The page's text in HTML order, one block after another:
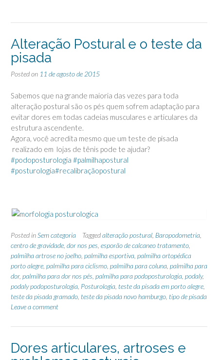
Alteração Postural e o teste da
pisada
Posted on 11 de agosto de 2015
Sabemos que na grande maioria das vezes para toda
alteração postural são os pés quem sofrem adaptação para
evitar dores em todas cadeias musculares e articulares da
estrutura ascendente.
Agora, você acredita mesmo que um teste de pisada
realizado em lojas de tênis pode te ajudar?
‪#‎podoposturologia‬ ‪#‎palmilhapostural‬
‪#‎posturologia‬‪#‎recalibraçãopostural‬
Posted inSem categoria Taggedalteração postural Baropodometria
centro de gravidade dor nos pes esporão de calcaneo tratamento
palmilha artrose no joelho palmilha esportiva palmilha ortopédica
porto alegre palmilha para ciclismo palmilha para coluna palmilha para
dor, palmilha para dor nos pés palmilha para podoposturologia podaly,
podaly podoposturologia Posturologia teste da pisada em porto alegre
teste da pisada gramado teste da pisada novo hamburgo tipo de pisada
Leave a comment
Dores articulares, artroses e